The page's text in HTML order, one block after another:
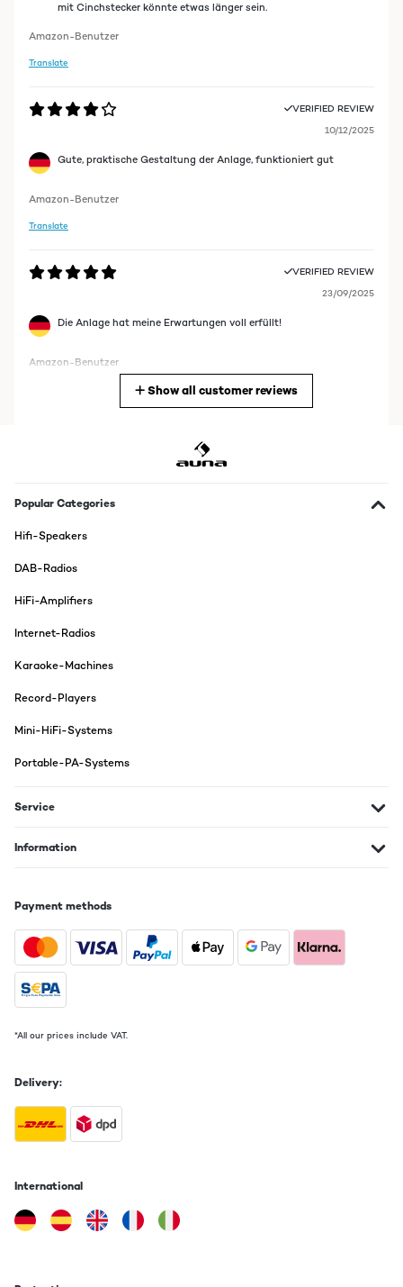
mit Cinchstecker könnte etwas länger sein.
Amazon-Benutzer
Translate
VERIFIED REVIEW
10/12/2025
Gute, praktische Gestaltung der Anlage, funktioniert gut
Amazon-Benutzer
Translate
VERIFIED REVIEW
23/09/2025
Die Anlage hat meine Erwartungen voll erfüllt!
Amazon-Benutzer
bambino che si vuole avvicinare al mondo del vinile e, essendo
impacchettarlo ho voluto fare una prova per vedere come
funziona. Per prima cosa devo dire che la costruzione sembra
plastiche sono un po' economiche ma per il prezzo pagato sono
nemmeno srotolare tutta l'antenna, ha captato tante radio che
perfettamente. Per quanto riguarda l'audio lo stereo fa quello
comunque il suono è forte ed abbastanza limpido. Connessione
bluetooth rapida per poter ascoltare contenuti da smartphone e
ma per il momento non posso che ritenermi
non funzionava più il mangianastri, la ditta, con un servizio
senza sostenere alcuna spesa. Molto seri e professionali
Zuerst dachte ich, das kann sicher nichts sein, für das Geld
soll und das in Digitaler Qualtität. Auch alte Vinyl Scheiben
lassen sich gut anhören. Die Bedienung des CS Kassetten ist
eine Kinderspiel, das Radio in DAB Qualität und die
Aufnahmemöglichkeiten auf USB Stocks perfekt. Was will man
mehr ? - Und wei ich noch mehr Geräte von auna habe, allesamt
Amazon-Benutzer
encontrar un equipo tan completo a este precio. Llegó con dos días
de retraso pero en todo momento como Amazon y vendedor
respondieron.Ha llegado en buen estado y todas las funciones muy
bien , el bluetooth conectó enseguida con mi móvil .La radio reconoce
Show all customer reviews
Popular Categories
Hifi-Speakers
DAB-Radios
HiFi-Amplifiers
Internet-Radios
Karaoke-Machines
Record-Players
Mini-HiFi-Systems
Portable-PA-Systems
Service
Information
Payment methods
*All our prices include VAT.
Delivery:
International